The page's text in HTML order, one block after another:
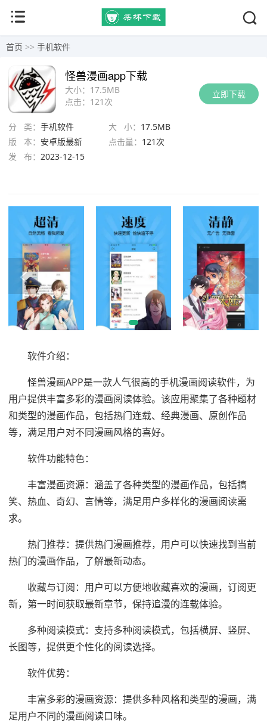
首页 >> 手机软件
立即下载
大小： 17.5MB
点击： 121次
怪兽漫画app下载
分 类： 手机软件 大 小： 17.5MB
版 本： 安卓版最新 点击量： 121次
发 布： 2023-12-15
软件介绍：
怪兽漫画APP是一款人气很高的手机漫画阅读软件，为
用户提供丰富多彩的漫画阅读体验。该应用聚集了各种题材
和类型的漫画作品，包括热门连载、经典漫画、原创作品
等，满足用户对不同漫画风格的喜好。
软件功能特色：
丰富漫画资源：涵盖了各种类型的漫画作品，包括搞
笑、热血、奇幻、言情等，满足用户多样化的漫画阅读需
求。
热门推荐：提供热门漫画推荐，用户可以快速找到当前
热门的漫画作品，了解最新动态。
收藏与订阅：用户可以方便地收藏喜欢的漫画，订阅更
新，第一时间获取最新章节，保持追漫的连载体验。
多种阅读模式：支持多种阅读模式，包括横屏、竖屏、
长图等，提供更个性化的阅读选择。
软件优势：
丰富多彩的漫画资源：提供多种风格和类型的漫画，满
足用户不同的漫画阅读口味。